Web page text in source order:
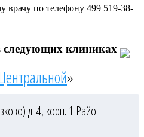
врачу по телефону 499 519-38-
следующих клиниках
»
д. 4, корп. 1 Район -